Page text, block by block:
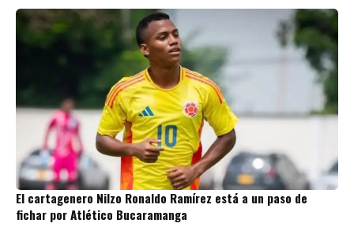
El cartagenero Nilzo Ronaldo Ramírez está a un paso de
fichar por Atlético Bucaramanga